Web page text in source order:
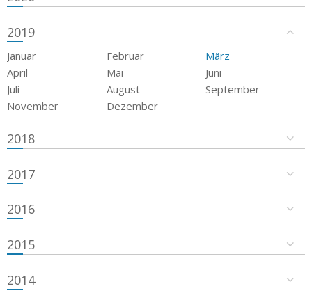
2019
Januar Februar
März
April
Mai
Juni
Juli
August
September
November
Dezember
2018
2017
2016
2015
2014